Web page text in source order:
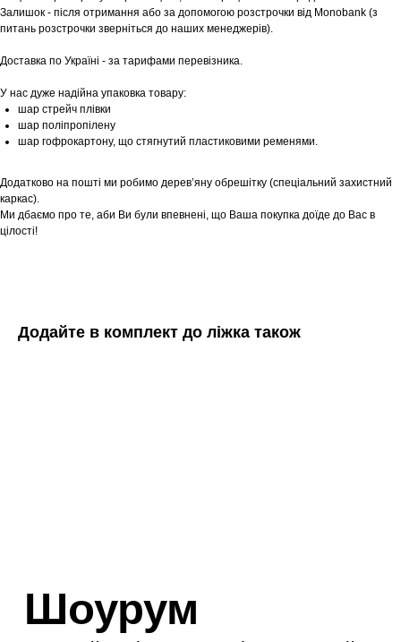
Залишок - після отримання або за допомогою розстрочки від Monobank (з
питань розстрочки зверніться до наших менеджерів).
Доставка по Україні - за тарифами перевізника.
У нас дуже надійна упаковка товару:
шар стрейч плівки
шар поліпропілену
шар гофрокартону, що стягнутий пластиковими ременями.
Додатково на пошті ми робимо дерев’яну обрешітку (спеціальний захистний
каркас).
Ми дбаємо про те, аби Ви були впевнені, що Ваша покупка доїде до Вас в
цілості!
Додайте в комплект до ліжка також